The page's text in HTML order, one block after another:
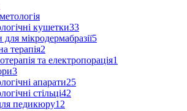
кушетки33
мікродермабразії5
терапія2
та електропорація1
3
апарати25
стільці42
педикюру12